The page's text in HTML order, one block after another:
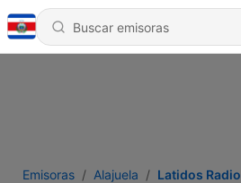
Emisoras Alajuela Latidos Radio